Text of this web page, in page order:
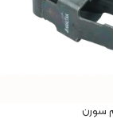
سورن